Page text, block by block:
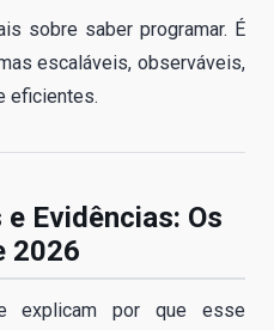
sobre saber programar. É
escaláveis, observáveis,
eficientes.
Evidências: Os
2026
explicam por que esse